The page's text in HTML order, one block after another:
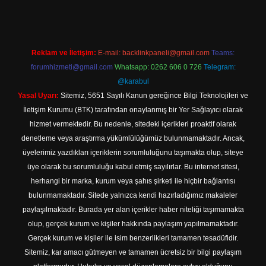
Reklam ve İletişim: E-mail: backlinkpaneli@gmail.com Teams:
forumhizmeti@gmail.com Whatsapp: 0262 606 0 726 Telegram:
@karabul
Yasal Uyarı: Sitemiz, 5651 Sayılı Kanun gereğince Bilgi Teknolojileri ve
İletişim Kurumu (BTK) tarafından onaylanmış bir Yer Sağlayıcı olarak
hizmet vermektedir. Bu nedenle, sitedeki içerikleri proaktif olarak
denetleme veya araştırma yükümlülüğümüz bulunmamaktadır. Ancak,
üyelerimiz yazdıkları içeriklerin sorumluluğunu taşımakta olup, siteye
üye olarak bu sorumluluğu kabul etmiş sayılırlar. Bu internet sitesi,
herhangi bir marka, kurum veya şahıs şirketi ile hiçbir bağlantısı
bulunmamaktadır. Sitede yalnızca kendi hazırladığımız makaleler
paylaşılmaktadır. Burada yer alan içerikler haber niteliği taşımamakta
olup, gerçek kurum ve kişiler hakkında paylaşım yapılmamaktadır.
Gerçek kurum ve kişiler ile isim benzerlikleri tamamen tesadüfidir.
Sitemiz, kar amacı gütmeyen ve tamamen ücretsiz bir bilgi paylaşım